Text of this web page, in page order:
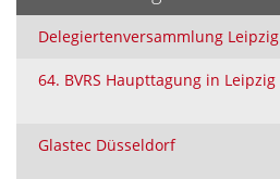
Delegiertenversammlung Leipzig
64. BVRS Haupttagung in Leipzig
Glastec Düsseldorf